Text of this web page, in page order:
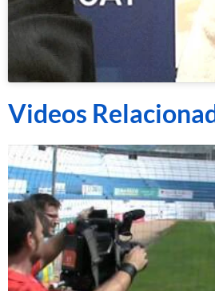
Videos